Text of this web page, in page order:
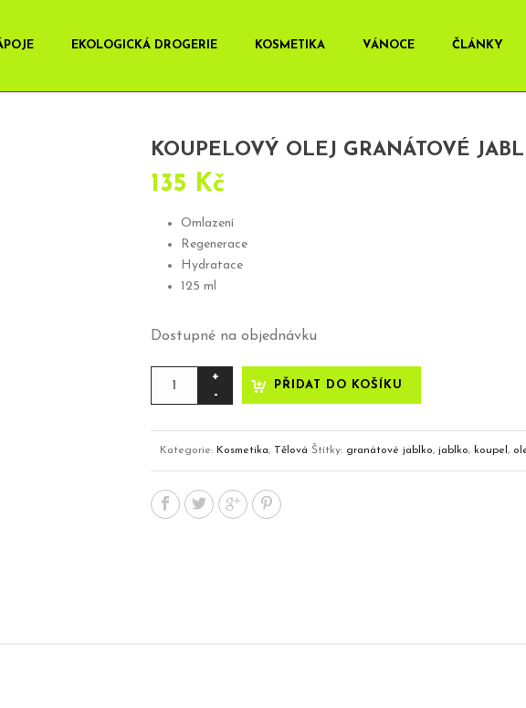
EKOLOGICKÁ DROGERIE KOSMETIKA VÁNOCE ČLÁNKY
KOUPELOVÝ OLEJ GRANÁTOVÉ
135 Kč
Omlazení
Regenerace
Hydratace
125 ml
Dostupné na objednávku
PŘIDAT DO KOŠÍKU
Kategorie: Kosmetika, Tělová Štítky: granátové jablko, jablko, koupel ,